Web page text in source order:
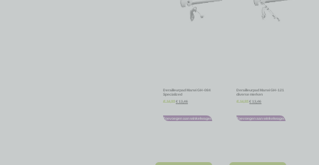
Derailleurpad Marwi GH-084
Specialized
€ 14,95 € 13,46
Toevoegen aan winkelwagen
Derailleurpad Marwi GH-121
diverse merken
€14,95 € 13,46
Toevoegen aan winkelwagen